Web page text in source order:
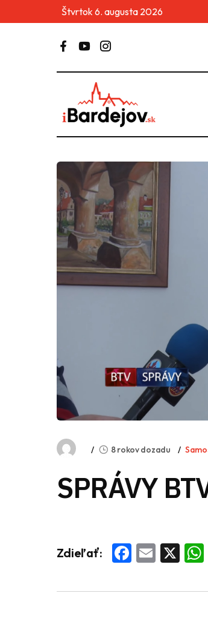
Štvrtok 6. augusta 2026
8 rokov dozadu
SPRÁVY
Zdieľať: Email
X